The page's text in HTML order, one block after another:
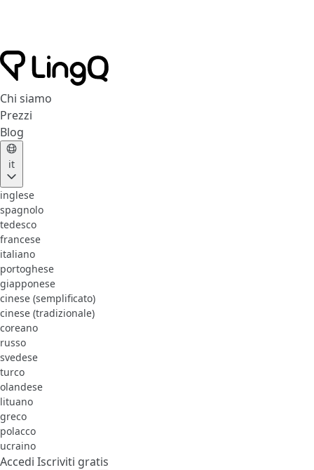
Chi siamo
Prezzi
Blog
it
inglese
spagnolo
tedesco
francese
italiano
portoghese
giapponese
cinese (semplificato)
cinese (tradizionale)
coreano
russo
svedese
turco
olandese
lituano
greco
polacco
ucraino
Accedi Iscriviti gratis